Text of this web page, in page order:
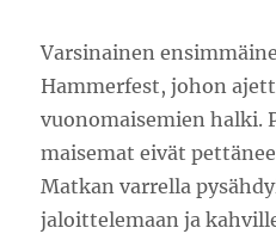
Varsinainen
Hammerfest, johon
vuonomaisemien halki.
maisemat eivät
Matkan varrella
jaloittelemaan ja